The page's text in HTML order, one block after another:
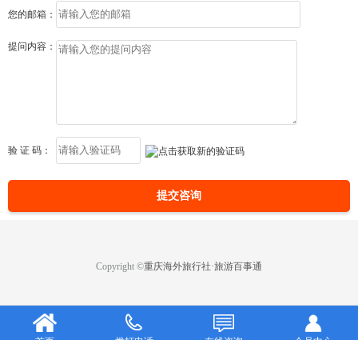
您的邮箱：
提问内容：
验 证 码：
提交咨询
Copyright ©重庆海外旅行社·旅游百事通